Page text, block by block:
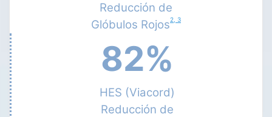
Reducción de
Glóbulos Rojos2, 3
82%
HES (Viacord)
Reducción de